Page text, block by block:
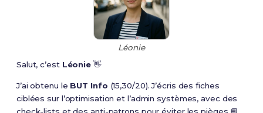
Léonie
Salut, c’est Léonie 👋
J’ai obtenu le BUT Info (15,30/20). J’écris des fiches
ciblées sur l’optimisation et l’admin systèmes, avec des